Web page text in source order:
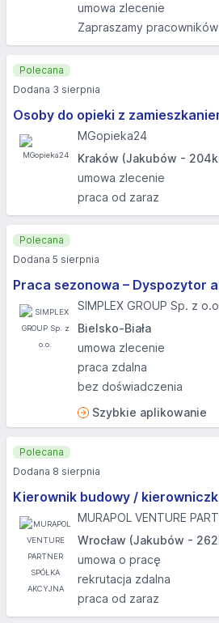
umowa zlecenie
Zapraszamy
Osoby do opieki z
MGopieka24
Kraków (Jakubów -
umowa zlecenie
praca od zaraz
Polecana
Dodana 3 sierpnia
Praca sezonowa – Dyspozytor
SIMPLEX GROUP Sp. z
Bielsko-Biała
umowa zlecenie
praca zdalna
bez doświadczenia
Szybkie aplikowanie
Polecana
Dodana 5 sierpnia
Kierownik budowy /
MURAPOL VENTURE
Wrocław (Jakubów -
umowa o pracę
rekrutacja zdalna
praca od zaraz
Polecana
Dodana 8 sierpnia